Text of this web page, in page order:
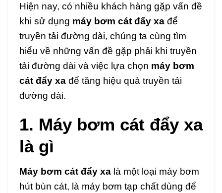
Hiện nay, có nhiều khách hàng gặp vấn đề
khi sử dụng máy bơm cát đẩy xa để
truyền tải đường dài, chúng ta cùng tìm
hiểu về những vấn đề gặp phải khi truyền
tải đường dài và việc lựa chọn máy bơm
cát đẩy xa để tăng hiệu quả truyền tải
đường dài.
1. Máy bơm cát đẩy xa
là gì
Máy bơm cát đẩy xa là một loại máy bơm
hút bùn cát, là máy bơm tạp chất dùng để